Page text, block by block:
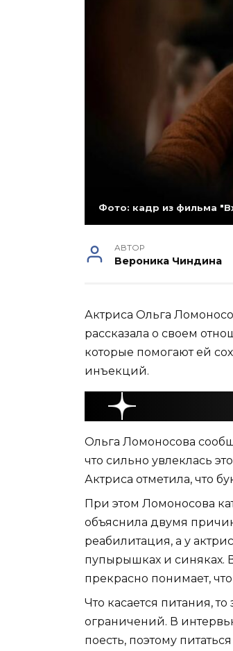
Фото: кадр из фильма
АВТОР
Вероника Чиндина
Актриса Ольга
рассказала о своем
которые помогают ей
инъекций.
Ольга Ломоносова
что сильно увлеклась
Актриса отметила, что
При этом Ломоносова
объяснила двумя
реабилитация, а у
пупырышках и синяках.
прекрасно понимает,
Что касается питания,
ограничений. В
поесть, поэтому